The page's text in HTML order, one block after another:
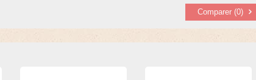
Comparer (0)